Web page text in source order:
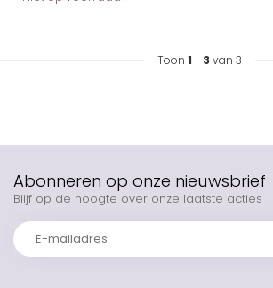
Toon 1 - 3 van 3
Abonneren op onze nieuwsbrief
Blijf op de hoogte over onze laatste acties